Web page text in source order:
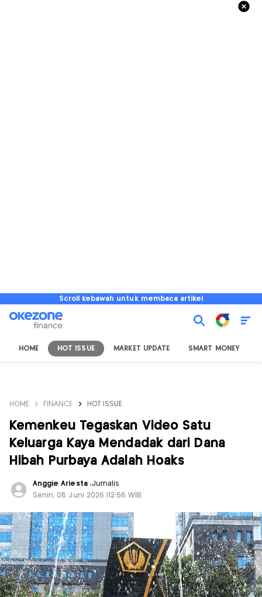
Scroll kebawah untuk membaca artikel
HOME HOT ISSUE MARKET UPDATE SMART MONEY
HOME FINANCE HOT ISSUE
Kemenkeu Tegaskan Video Satu
Keluarga Kaya Mendadak dari Dana
Hibah Purbaya Adalah Hoaks
Anggie Ariesta ,Jurnalis
Senin, 08 Juni 2026 |12:56 WIB